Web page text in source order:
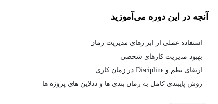
آنچه در این دوره می‌آموزید
استفاده عملی از ابزارهای مدیریت زمان
بهبود مدیریت کارهای شخصی
ارتقای نظم و Discipline در زمان کاری
روش پایبندی کامل به زمان بندی ها و ددلاین های پروژه ها